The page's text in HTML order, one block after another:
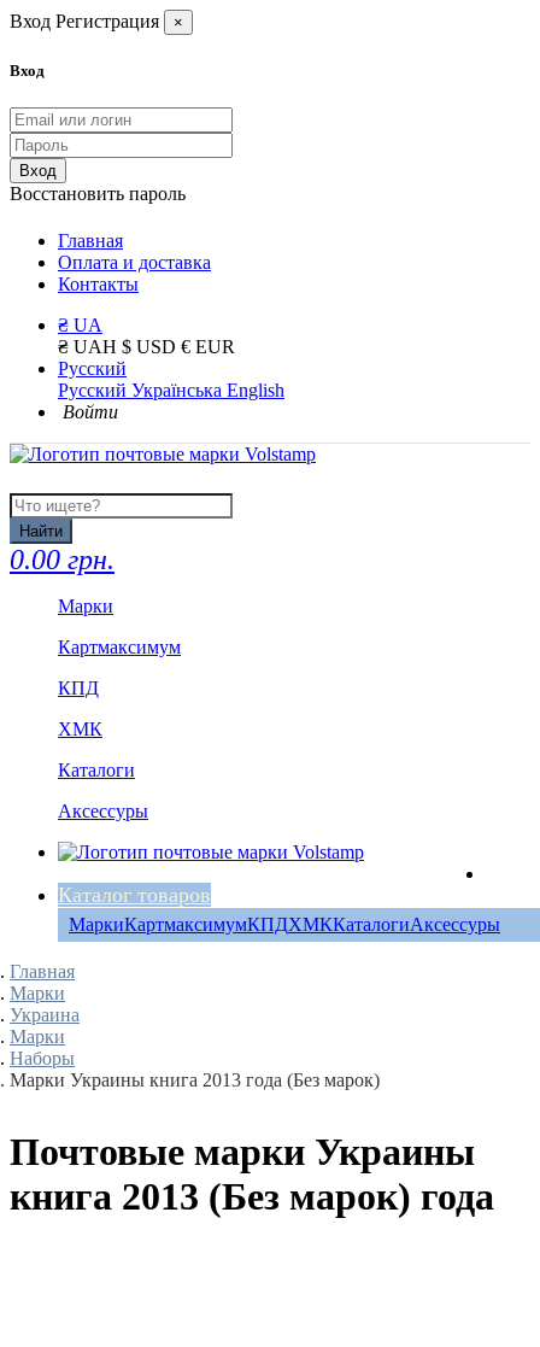
Вход Регистрация ×
Вход
Вход
Восстановить пароль
Главная
Оплата и доставка
Контакты
₴ UA
₴ UAH $ USD € EUR
Русский
Русский Українська English
Войти
Найти
0.00 грн.
Марки
Картмаксимум
КПД
ХМК
Каталоги
Аксессуры
Каталог товаров
МаркиКартмаксимумКПДХМККаталогиАксессуры
Главная
Марки
Украина
Марки
Наборы
Марки Украины книга 2013 года (Без марок)
Почтовые марки Украины
книга 2013 (Без марок) года